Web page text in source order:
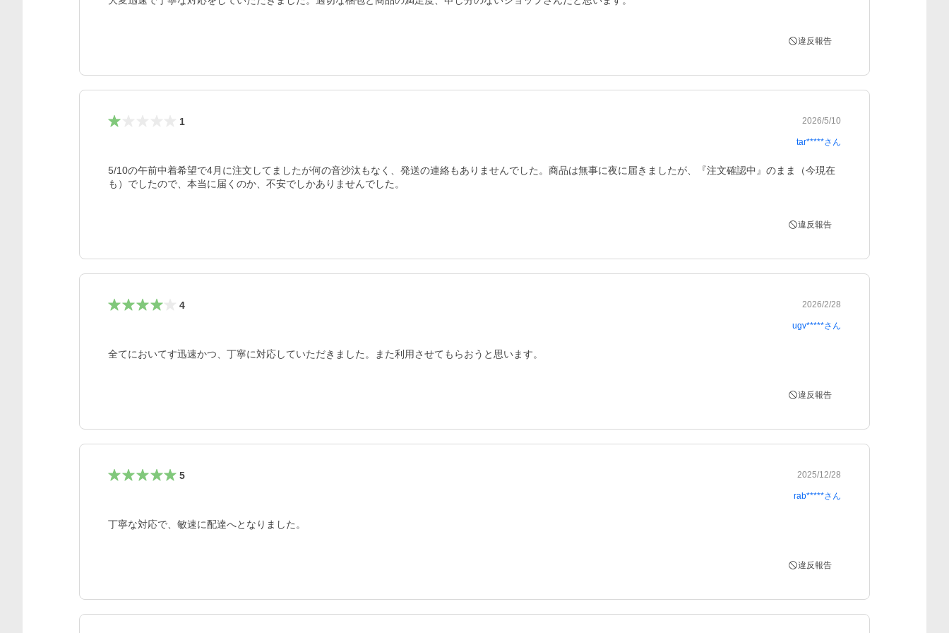
違反報告
1 2026/5/10
tar*****さん
5/10の午前中着希望で4月に注文してましたが何の音沙汰もなく、発送の連絡もありませんでした。商品は無事に夜に届きましたが、『注文確認中』のまま（今現在
も）でしたので、本当に届くのか、不安でしかありませんでした。
違反報告
4 2026/2/28
ugv*****さん
全てにおいてす迅速かつ、丁寧に対応していただきました。また利用させてもらおうと思います。
違反報告
5 2025/12/28
rab*****さん
丁寧な対応で、敏速に配達へとなりました。
違反報告